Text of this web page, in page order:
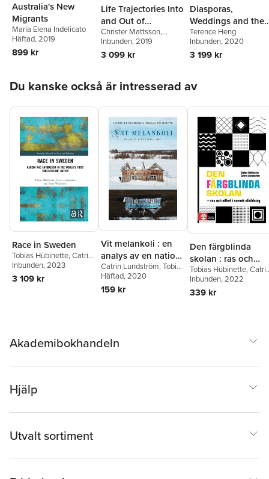
Australia's New
Migrants
Maria Elena Indelicato
Häftad, 2019
899 kr
Life Trajectories Into
and Out of
Contemporary Neo-
Nazism
Christer Mattsson,
Thomas Johansson
Inbunden, 2019
3 099 kr
Diasporas,
Weddings and the
Trajectories of
Ethnicity
Terence Heng
Inbunden, 2020
3 199 kr
Du kanske också är intresserad av
Race in Sweden
Tobias Hübinette,Catrin
Lundström,Peter
Wikström
Inbunden, 2023
3 109 kr
Vit melankoli : en
analys av en nation
i kris
Catrin Lundström,Tobias
Hübinette
Häftad, 2020
159 kr
Den färgblinda
skolan : ras och
vithet i svensk
utbildning
Tobias Hübinette,
Lundström
Inbunden, 2022
339 kr
Akademibokhandeln
Hjälp
Utvalt sortiment